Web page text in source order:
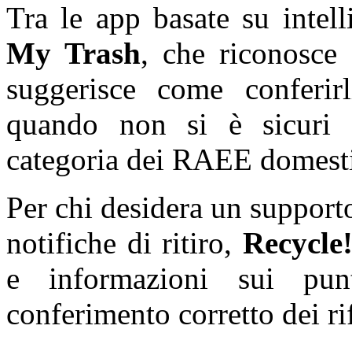
Tra le app basate su
My Trash, che
suggerisce come
quando non si è sicuri
categoria dei RAEE
Per chi desidera un
notifiche di ritiro,
e informazioni sui
conferimento corretto dei